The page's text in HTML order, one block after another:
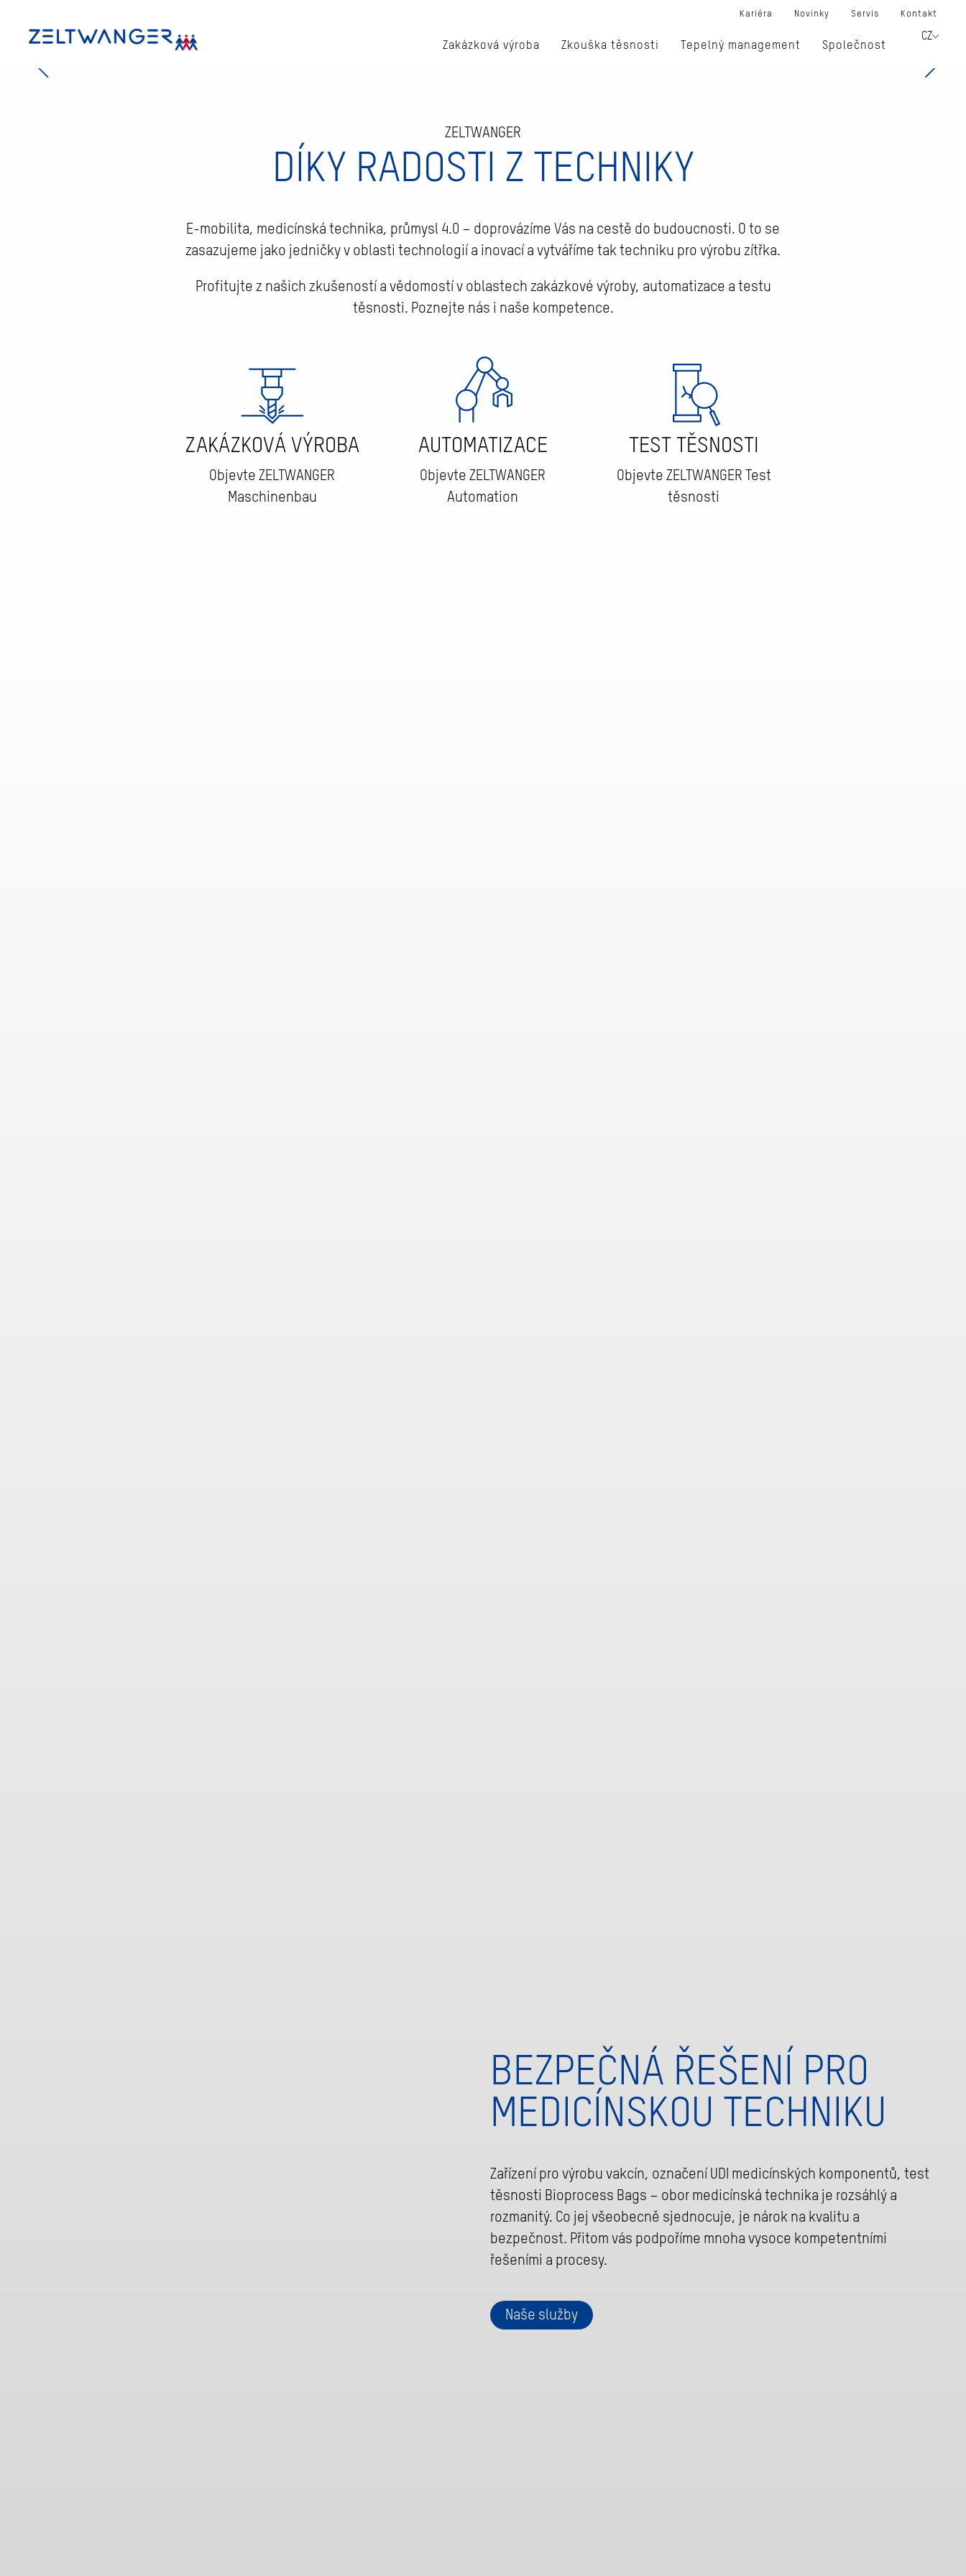
Kariéra Novinky Servis Kontakt
Zakázková výroba Zkouška těsnosti Tepelný management Společnost
CZ
umožní nepřetržitou produkci.ZELTWANGER
DÍKY RADOSTI Z TECHNIKY
E-mobilita, medicínská technika, průmysl 4.0 – doprovázíme Vás na cestě do budoucnosti. O to se
zasazujeme jako jedničky v oblasti technologií a inovací a vytváříme tak techniku pro výrobu zítřka.
Profitujte z našich zkušeností a vědomostí v oblastech zakázkové výroby, automatizace a testu
těsnosti. Poznejte nás i naše kompetence.
ZAKÁZKOVÁ VÝROBA
Objevte ZELTWANGER
Maschinenbau
AUTOMATIZACE
Objevte ZELTWANGER
Automation
TEST TĚSNOSTI
Objevte ZELTWANGER Test
těsnosti
BEZPEČNÁ ŘEŠENÍ PRO
MEDICÍNSKOU TECHNIKU
Zařízení pro výrobu vakcín, označení UDI medicínských komponentů, test
těsnosti Bioprocess Bags – obor medicínská technika je rozsáhlý a
rozmanitý. Co jej všeobecně sjednocuje, je nárok na kvalitu a
bezpečnost. Přitom vás podpoříme mnoha vysoce kompetentními
řešeními a procesy.
Naše služby